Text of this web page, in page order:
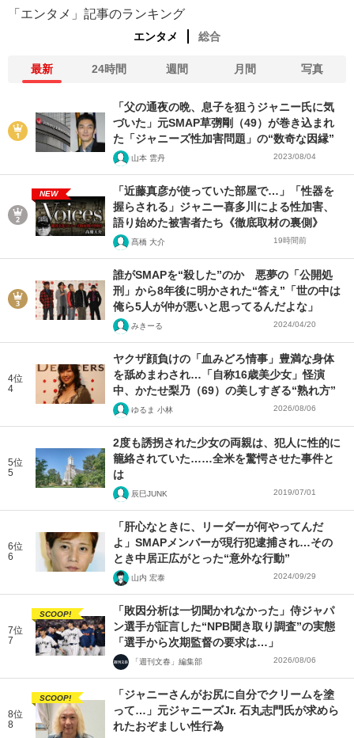
「エンタメ」記事のランキング
エンタメ 総合
最新 24時間 週間 月間 写真
「父の通夜の晩、息子を狙うジャニー氏に気
づいた」元SMAP草彅剛（49）が巻き込まれ
た「ジャニーズ性加害問題」の“数奇な因縁”
山本 雲丹 2023/08/04
NEW
「近藤真彦が使っていた部屋で…」「性器を
握らされる」ジャニー喜多川による性加害、
語り始めた被害者たち《徹底取材の裏側》
髙橋 大介 19時間前
誰がSMAPを“殺した”のか 悪夢の「公開処
刑」から8年後に明かされた“答え”「世の中は
俺ら5人が仲が悪いと思ってるんだよな」
みきーる 2024/04/20
4位
4
ヤクザ顔負けの「血みどろ情事」豊満な身体
を舐めまわされ…「自称16歳美少女」怪演
中、かたせ梨乃（69）の美しすぎる“熟れ方”
ゆるま 小林 2026/08/06
5位
5
2度も誘拐された少女の両親は、犯人に性的に
籠絡されていた……全米を驚愕させた事件と
は
辰巳JUNK 2019/07/01
6位
6
「肝心なときに、リーダーが何やってんだ
よ」SMAPメンバーが現行犯逮捕され…その
とき中居正広がとった“意外な行動”
山内 宏泰 2024/09/29
7位
7
SCOOP!
「敗因分析は一切聞かれなかった」侍ジャパ
ン選手が証言した“NPB聞き取り調査”の実態
「選手から次期監督の要求は…」
「週刊文春」編集部 2026/08/06
8位
8
SCOOP!
「ジャニーさんがお尻に自分でクリームを塗
って…」元ジャニーズJr. 石丸志門氏が求めら
れたおぞましい性行為